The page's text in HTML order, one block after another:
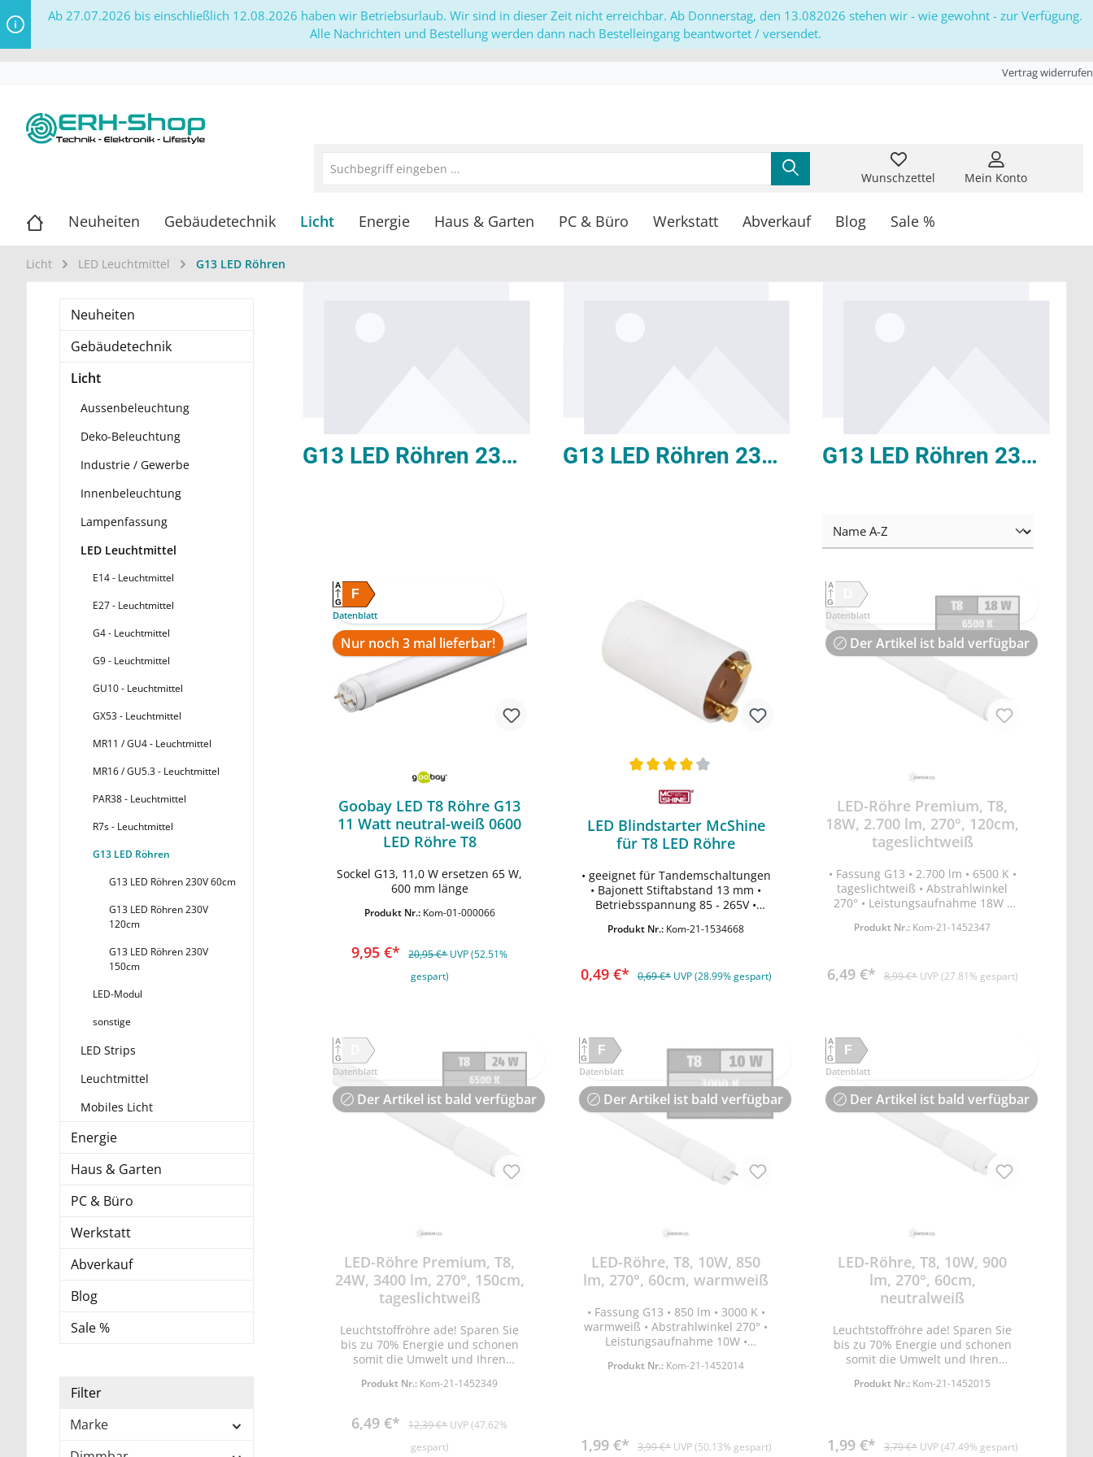
Ab 27.07.2026 bis einschließlich 12.08.2026 haben wir Betriebsurlaub. Wir sind in dieser Zeit nicht erreichbar. Ab Donnerstag, den 13.082026 stehen wir - wie gewohnt - zur Verfügung.
Alle Nachrichten und Bestellung werden dann nach Bestelleingang beantwortet / versendet.
Vertrag widerrufen
Wunschzettel Mein Konto
Neuheiten Gebäudetechnik Licht Energie Haus & Garten PC & Büro Werkstatt Abverkauf Blog Sale %
Licht LED Leuchtmittel G13 LED Röhren
Neuheiten
Gebäudetechnik
Licht
Aussenbeleuchtung
Deko-Beleuchtung
Industrie / Gewerbe
Innenbeleuchtung
Lampenfassung
LED Leuchtmittel
E14 - Leuchtmittel
E27 - Leuchtmittel
G4 - Leuchtmittel
G9 - Leuchtmittel
GU10 - Leuchtmittel
GX53 - Leuchtmittel
MR11 / GU4 - Leuchtmittel
MR16 / GU5.3 - Leuchtmittel
PAR38 - Leuchtmittel
R7s - Leuchtmittel
G13 LED Röhren
G13 LED Röhren 230V 60cm
G13 LED Röhren 230V
120cm
G13 LED Röhren 230V
150cm
LED-Modul
sonstige
LED Strips
Leuchtmittel
Mobiles Licht
Energie
Haus & Garten
PC & Büro
Werkstatt
Abverkauf
Blog
Sale %
Filter
Marke
G13 LED Röhren 230V 60cm G13 LED Röhren 230V 120cm G13 LED Röhren 230V 150cm
F
A
G
Datenblatt
Nur noch 3 mal lieferbar!
Goobay LED T8 Röhre G13
11 Watt neutral-weiß 0600
LED Röhre T8
Sockel G13, 11,0 W ersetzen 65 W,
600 mm länge
Produkt Nr.: Kom-01-000066
9,95 €* 20,95 €* UVP (52.51%
gespart)
In den Warenkorb
LED Blindstarter McShine
für T8 LED Röhre
• geeignet für Tandemschaltungen
• Bajonett Stiftabstand 13 mm •
Betriebsspannung 85 - 265V •
integrierter 1 Ampere Sicherung
Produkt Nr.: Kom-21-1534668
0,49 €* 0,69 €* UVP (28.99% gespart)
In den Warenkorb
A
G
Datenblatt
Der Artikel ist bald verfügbar
LED-Röhre Premium, T8,
18W, 2.700 lm, 270°, 120cm,
tageslichtweiß
• Fassung G13 • 2.700 lm • 6500 K •
tageslichtweiß • Abstrahlwinkel
270° • Leistungsaufnahme 18W •
Energieeffizienzklasse D •
Einschaltzyklen vor Defekt 15.000x •
LED-Röhre ist ausschließlich für
den Betrieb in Leuchten mit
konventionellem Vorschaltgerät
(KVG) oder verlustarmen
Vorschaltgerät (VVG) geeignet
Produkt Nr.: Kom-21-1452347
6,49 €* 8,99 €* UVP (27.81% gespart)
A
G
Datenblatt
Der Artikel ist bald verfügbar
LED-Röhre Premium, T8,
24W, 3400 lm, 270°, 150cm,
tageslichtweiß
Leuchtstoffröhre ade! Sparen Sie
bis zu 70% Energie und schonen
somit die Umwelt und Ihren
Blick: sehr langlebig mit bis zu
Sehr umweltschonend: zum einen
durch die Energieeinsparung zum
anderen ist diese Leuchte voll
Produkt Nr.: Kom-21-1452349
6,49 €* 12,39 €* UVP (47.62%
gespart)
F
A
G
Datenblatt
Der Artikel ist bald verfügbar
LED-Röhre, T8, 10W, 850
lm, 270°, 60cm, warmweiß
• Fassung G13 • 850 lm • 3000 K •
warmweiß • Abstrahlwinkel 270° •
Leistungsaufnahme 10W •
Energieeffizienzklasse F •
Maximalleistung <1s • nicht
Produkt Nr.: Kom-21-1452014
1,99 €* 3,99 €* UVP (50.13% gespart)
F
A
G
Datenblatt
Der Artikel ist bald verfügbar
LED-Röhre, T8, 10W, 900
lm, 270°, 60cm,
neutralweiß
Leuchtstoffröhre ade! Sparen Sie
bis zu 70% Energie und schonen
somit die Umwelt und Ihren
Blick: sehr langlebig mit bis zu
anderen ist diese Leuchte voll
Produkt Nr.: Kom-21-1452015
1,99 €* 3,79 €* UVP (47.49% gespart)